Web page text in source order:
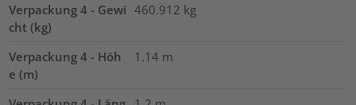
Verpackung 4 - Gewi
cht (kg)
460.912 kg
Verpackung 4 - Höh
e (m)
1.14 m